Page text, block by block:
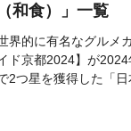
（和食）」一覧
界的に有名なグルメ
ド京都2024】が
2つ星を獲得した「